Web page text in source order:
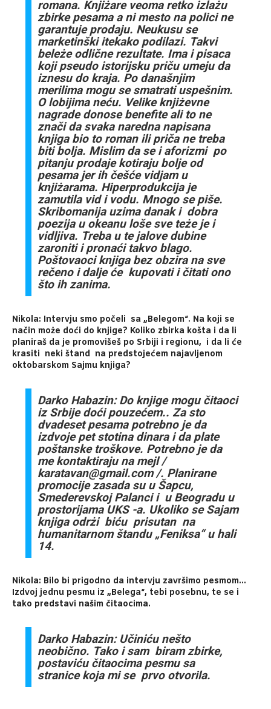
romana. Knjiżare veoma retko izlażu
zbirke pesama a ni mesto na polici ne
garantuje prodaju. Neukusu se
marketinški itekako podilazi. Takvi
beleże odlične rezultate. Ima i pisaca
koji pseudo istorijsku priču umeju da
iznesu do kraja. Po današnjim
merilima mogu se smatrati uspešnim.
O lobijima neću. Velike knjiżevne
nagrade donose benefite ali to ne
znači da svaka naredna napisana
knjiga bio to roman ili priča ne treba
biti bolja. Mislim da se i aforizmi po
pitanju prodaje kotiraju bolje od
pesama jer ih češće vidjam u
knjiżarama. Hiperprodukcija je
zamutila vid i vodu. Mnogo se piše.
Skribomanija uzima danak i dobra
poezija u okeanu loše sve teże je i
vidljiva. Treba u te jalove dubine
zaroniti i pronaći takvo blago.
Poštovaoci knjiga bez obzira na sve
rečeno i dalje će kupovati i čitati ono
što ih zanima.
Nikola: Intervju smo počeli sa „Belegom“. Na koji se
način może doći do knjige? Koliko zbirka košta i da li
planiraš da je promovišeš po Srbiji i regionu, i da li će
krasiti neki štand na predstojećem najavljenom
oktobarskom Sajmu knjiga?
Darko Habazin: Do knjige mogu čitaoci
iz Srbije doći pouzećem.. Za sto
dvadeset pesama potrebno je da
izdvoje pet stotina dinara i da plate
poštanske troškove. Potrebno je da
me kontaktiraju na mejl /
karatavan@gmail.com /. Planirane
promocije zasada su u Šapcu,
Smederevskoj Palanci i u Beogradu u
prostorijama UKS -a. Ukoliko se Sajam
knjiga odrżi biću prisutan na
humanitarnom štandu „Feniksa“ u hali
14.
Nikola: Bilo bi prigodno da intervju završimo pesmom…
Izdvoj jednu pesmu iz „Belega“, tebi posebnu, te se i
tako predstavi našim čitaocima.
Darko Habazin: Učiniću nešto
neobično. Tako i sam biram zbirke,
postaviću čitaocima pesmu sa
stranice koja mi se prvo otvorila.